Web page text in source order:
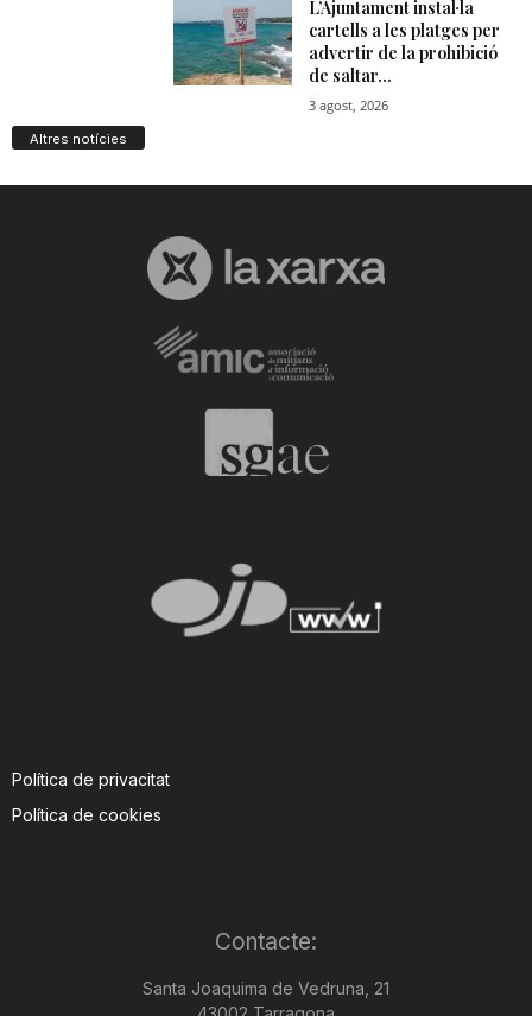
Altres notícies
Política de privacitat
Política de cookies
Contacte:
Santa Joaquima de Vedruna, 21